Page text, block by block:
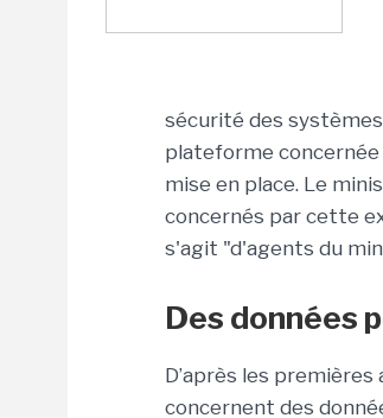
sécurité des
plateforme
mise en place. Le
concernés par cette
s'agit "d'agents du
Des données
D’après les
concernent des